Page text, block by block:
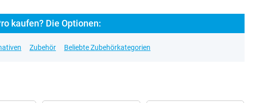
kaufen? Die Optionen:
Zubehör Beliebte Zubehörkategorien